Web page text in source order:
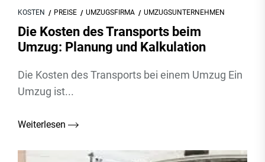
KOSTEN PREISE UMZUGSFIRMA UMZUGSUNTERNEHMEN
Die Kosten des Transports beim
Umzug: Planung und Kalkulation
Die Kosten des Transports bei einem Umzug Ein
Umzug ist...
Weiterlesen